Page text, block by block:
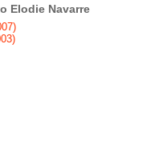
Elodie Navarre